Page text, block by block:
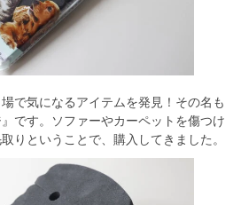
で気になるアイテムを発見！その名も
』です。ソファーやカーペットを傷つけ
りということで、購入してきました。